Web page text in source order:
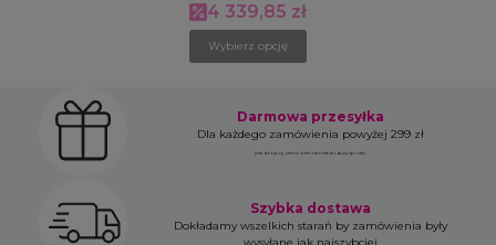
Cena promocyjna
4 339,85 zł
Wybierz opcję
Darmowa przesyłka
Dla każdego zamówienia powyżej 299 zł
(nie dotyczy zamówień na meble i duży sprzęt)
Szybka dostawa
Dokładamy wszelkich starań by zamówienia były